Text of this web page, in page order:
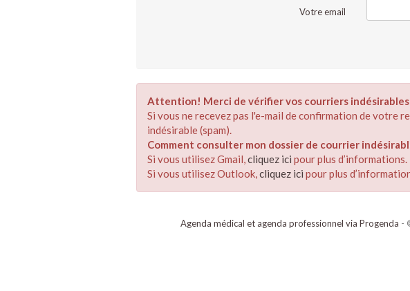
Votre email
Attention! Merci de vérifier vos courriers indésirables
Si vous ne recevez pas l'e-mail de confirmation de votre
indésirable (spam).
Comment consulter mon dossier de courrier
Si vous utilisez Gmail,cliquez ici pour plus d’informations.
Si vous utilisez Outlook,cliquez ici pour plus
Agenda médical et agenda professionnel via Progenda -